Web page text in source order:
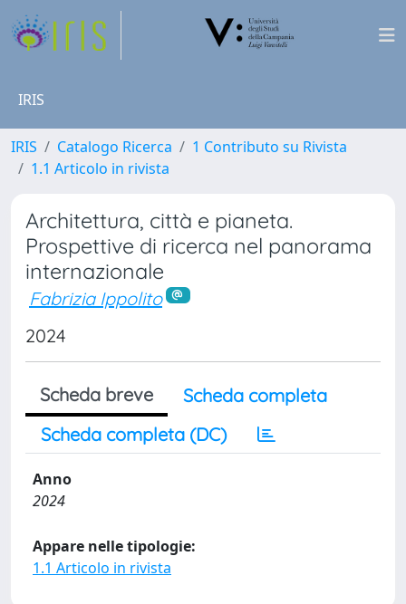
IRIS
IRIS Catalogo Ricerca
1 Contributo su Rivista
1.1 Articolo in rivista
Architettura, città e pianeta.
Prospettive di ricerca nel panorama
internazionale
Fabrizia Ippolito
2024
Scheda breve
Scheda completa
Scheda completa (DC)
Anno
2024
Appare nelle tipologie:
1.1 Articolo in rivista